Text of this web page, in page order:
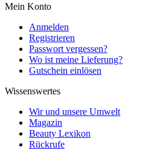
Mein Konto
Anmelden
Registrieren
Passwort vergessen?
Wo ist meine Lieferung?
Gutschein einlösen
Wissenswertes
Wir und unsere Umwelt
Magazin
Beauty Lexikon
Rückrufe